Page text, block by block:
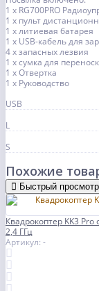
1 х RG700PRO
1 х пульт
1 х литиевая батарея
1 х USB-кабель для
4 х запасных лезвия
1 х сумка для
1 х Отвертка
1 х Руководство
USB
L
S
Похожие
Быстрый просмотр
Квадрокоптер KK3
2,4 ГГц
Артикул: -